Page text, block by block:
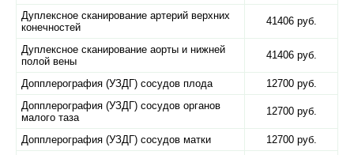
Дуплексное сканирование артерий верхних
конечностей
41406 руб.
Дуплексное сканирование аорты и нижней
полой вены
41406 руб.
Допплерография (УЗДГ) сосудов плода
12700 руб.
Допплерография (УЗДГ) сосудов органов
малого таза
12700 руб.
Допплерография (УЗДГ) сосудов матки
12700 руб.